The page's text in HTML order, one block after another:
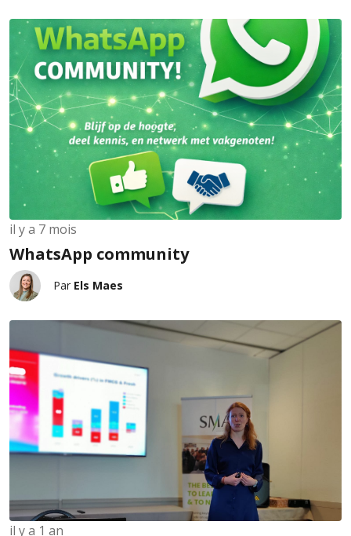
il y a 7 mois
WhatsApp community
Par Els Maes
il y a 1 an